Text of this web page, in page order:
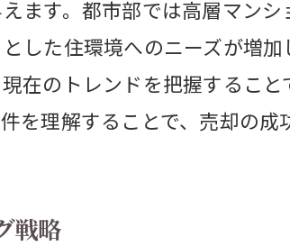
へのシフトが生む売却のチャ
ーク環境を求める買い手への
郊外の需要変化に応じた最適
進む中での不動産売却の挑戦
ます。都市部では高層マン
した住環境へのニーズが増
在のトレンドを把握するこ
を理解することで、売却の
戦略